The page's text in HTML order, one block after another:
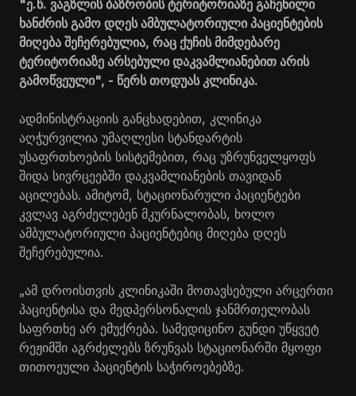
"ე.წ. ვაგზლის ბაზრობის ტერიტორიაზე გაჩენილი
ხანძრის გამო დღეს ამბულატორიული პაციენტების
მიღება შეჩერებულია, რაც ქუჩის მიმდებარე
ტერიტორიაზე არსებული დაკვამლიანებით არის
გამოწვეული", - წერს თოდუას კლინიკა.
ადმინისტრაციის განცხადებით, კლინიკა
აღჭურვილია უმაღლესი სტანდარტის
უსაფრთხოების სისტემებით, რაც უზრუნველყოფს
შიდა სივრცეებში დაკვამლიანების თავიდან
აცილებას. ამიტომ, სტაციონარული პაციენტები
კვლავ აგრძელებენ მკურნალობას, ხოლო
ამბულატორიული პაციენტებიც მიღება დღეს
შეჩერებულია.
„ამ დროისთვის კლინიკაში მოთავსებული არცერთი
პაციენტისა და მედპერსონალის ჯანმრთელობას
საფრთხე არ ემუქრება. სამედიცინო გუნდი უწყვეტ
რეჟიმში აგრძელებს ზრუნვას სტაციონარში მყოფი
თითოეული პაციენტის საჭიროებებზე.